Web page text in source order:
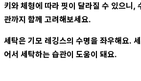
키와 체형에 따라 핏이 달라질 수 있으니,
관까지 함께 고려해보세요.
세탁은 기모 레깅스의 수명을 좌우해요.
어서 세탁하는 습관이 도움이 돼요.